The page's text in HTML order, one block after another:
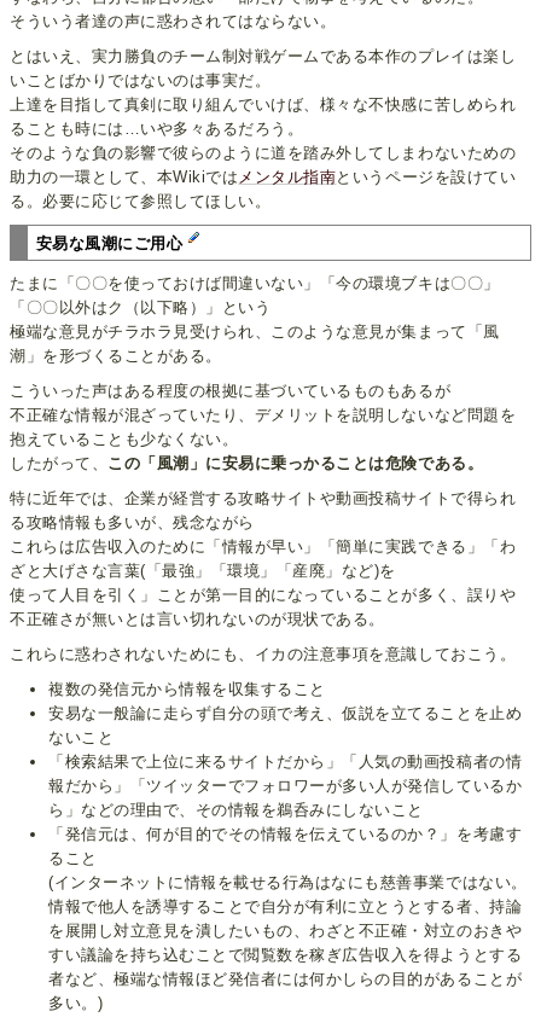
そういう者達の声に惑わされてはならない。
とはいえ、実力勝負のチーム制対戦ゲームである本作のプレイは楽し
いことばかりではないのは事実だ。
上達を目指して真剣に取り組んでいけば、様々な不快感に苦しめられ
ることも時には…いや多々あるだろう。
そのような負の影響で彼らのように道を踏み外してしまわないための
助力の一環として、本Wikiでは メンタル指南というページを設けてい
る。必要に応じて参照してほしい。
安易な風潮にご用心
たまに「〇〇を使っておけば間違いない」「今の環境ブキは〇〇」
「〇〇以外はク（以下略）」という
極端な意見がチラホラ見受けられ、このような意見が集まって「風
潮」を形づくることがある。
こういった声はある程度の根拠に基づいているものもあるが
不正確な情報が混ざっていたり、デメリットを説明しないなど問題を
抱えていることも少なくない。
したがって、 この「風潮」に安易に乗っかることは危険である。
特に近年では、企業が経営する攻略サイトや動画投稿サイトで得られ
る攻略情報も多いが、残念ながら
これらは広告収入のために「情報が早い」「簡単に実践できる」「わ
ざと大げさな言葉(「最強」「環境」「産廃」など)を
使って人目を引く」ことが第一目的になっていることが多く、誤りや
不正確さが無いとは言い切れないのが現状である。
これらに惑わされないためにも、イカの注意事項を意識しておこう。
複数の発信元から情報を収集すること
安易な一般論に走らず自分の頭で考え、仮説を立てることを止め
ないこと
「検索結果で上位に来るサイトだから」「人気の動画投稿者の情
報だから」「ツイッターでフォロワーが多い人が発信しているか
ら」などの理由で、その情報を鵜呑みにしないこと
「発信元は、何が目的でその情報を伝えているのか？」を考慮す
ること
(インターネットに情報を載せる行為はなにも慈善事業ではない。
情報で他人を誘導することで自分が有利に立とうとする者、持論
を展開し対立意見を潰したいもの、わざと不正確・対立のおきや
すい議論を持ち込むことで閲覧数を稼ぎ広告収入を得ようとする
者など、極端な情報ほど発信者には何かしらの目的があることが
多い。)